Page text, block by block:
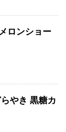
ロンショー
やき 黒糖カ